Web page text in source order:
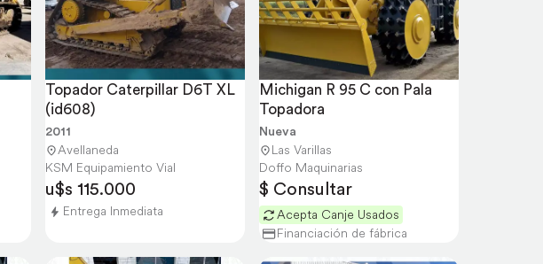
Topador Caterpillar D6T XL
(id608)
2011
Avellaneda
KSM Equipamiento Vial
u$s 115.000
Entrega Inmediata
Michigan R 95 C con Pala
Topadora
Nueva
Las Varillas
Doffo Maquinarias
$ Consultar
Acepta Canje Usados
Financiación de fábrica